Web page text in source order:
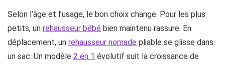
Selon l’âge et l’usage, le bon choix change. Pour les plus
petits, un rehausseur bébé bien maintenu rassure. En
déplacement, un rehausseur nomade pliable se glisse dans
un sac. Un modèle 2 en 1 évolutif suit la croissance de